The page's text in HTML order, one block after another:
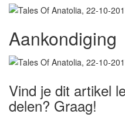
Aankondiging
Vind je dit artikel
delen? Graag!